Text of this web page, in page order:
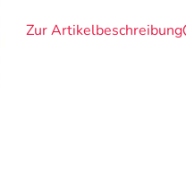
Zur Artikelbeschreibung